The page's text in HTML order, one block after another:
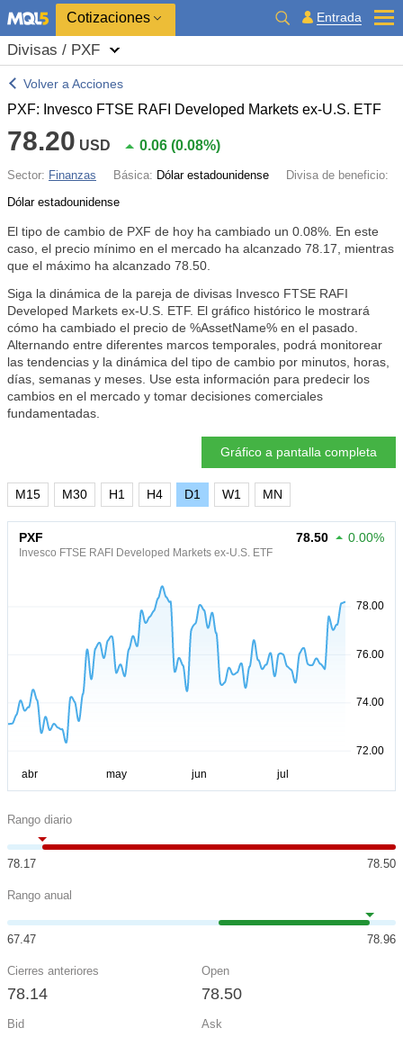
Cotizaciones Entrada
Divisas / PXF
Volver a Acciones
PXF: Invesco FTSE RAFI Developed Markets ex-U.S. ETF
78.20 USD 0.06 (0.08%)
Sector: Finanzas Básica: Dólar estadounidense
Divisa de beneficio:
Dólar estadounidense
El tipo de cambio de PXF de hoy ha cambiado un 0.08% . En este
caso, el precio mínimo en el mercado ha alcanzado 78.17, mientras
que el máximo ha alcanzado 78.50.
Siga la dinámica de la pareja de divisas Invesco FTSE RAFI
Developed Markets ex-U.S. ETF. El gráfico histórico le mostrará
cómo ha cambiado el precio de %AssetName% en el pasado.
Alternando entre diferentes marcos temporales, podrá monitorear
las tendencias y la dinámica del tipo de cambio por minutos, horas,
días, semanas y meses. Use esta información para predecir los
cambios en el mercado y tomar decisiones comerciales
fundamentadas.
Gráfico a pantalla completa
M15 M30 H1 H4 D1 W1 MN
PXF
Invesco FTSE RAFI Developed Markets ex-U.S. ETF
78.50 0.00%
Rango diario
78.17 78.50
Rango anual
67.47 78.96
Cierres anteriores
78.14
Open
78.50
Bid Ask